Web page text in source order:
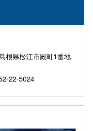
根県松江市殿町1番地
22-5024